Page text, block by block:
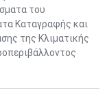
του
Καταγραφής και
της Κλιματικής